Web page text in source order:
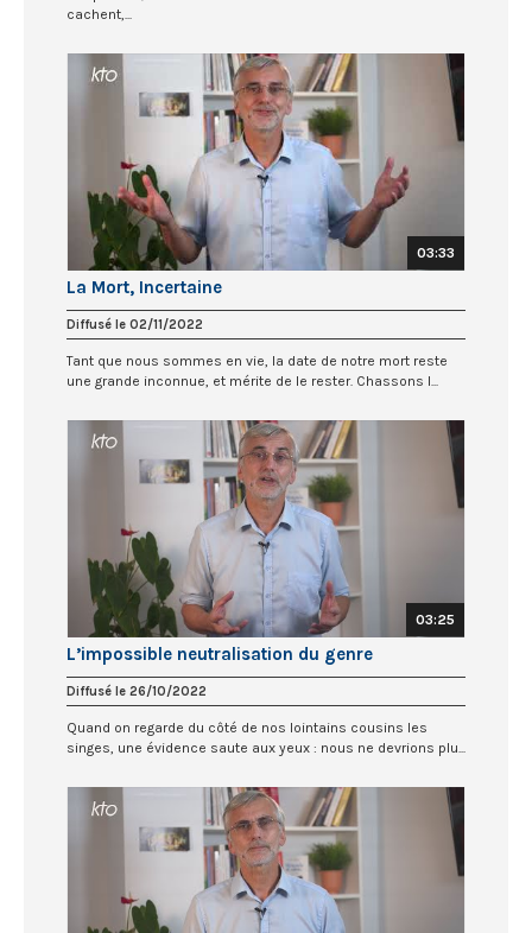
cachent,...
03:33
La Mort, Incertaine
Diffusé le 02/11/2022
Tant que nous sommes en vie, la date de notre mort reste
une grande inconnue, et mérite de le rester. Chassons l...
03:25
L’impossible neutralisation du genre
Diffusé le 26/10/2022
Quand on regarde du côté de nos lointains cousins les
singes, une évidence saute aux yeux : nous ne devrions plu...